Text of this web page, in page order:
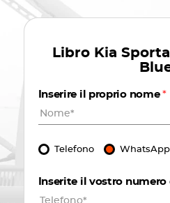
Libro Kia
Inserire il proprio nome*
Telefono WhatsApp
Inserite il vostro